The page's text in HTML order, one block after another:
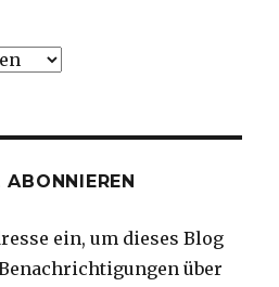
ein, um dieses Blog
über